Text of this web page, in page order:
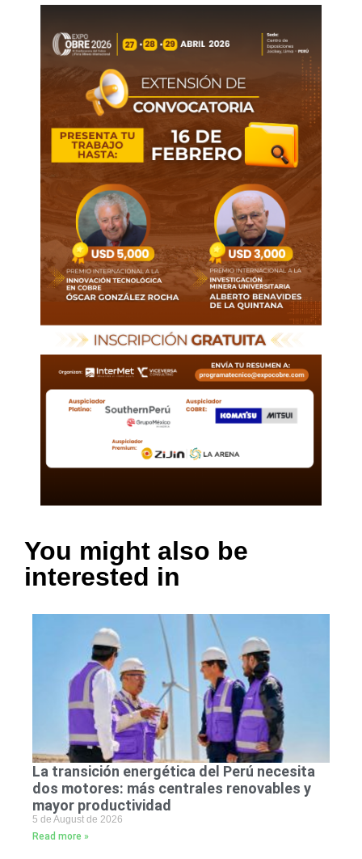
You might also be
interested in
La transición energética del Perú necesita
dos motores: más centrales renovables y
mayor productividad
5 de August de 2026
Read more »